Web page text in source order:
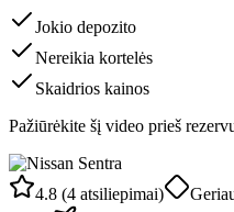
Jokio depozito
Nereikia kortelės
Skaidrios kainos
Pažiūrėkite šį video prieš
4.8 (4 atsiliepimai)